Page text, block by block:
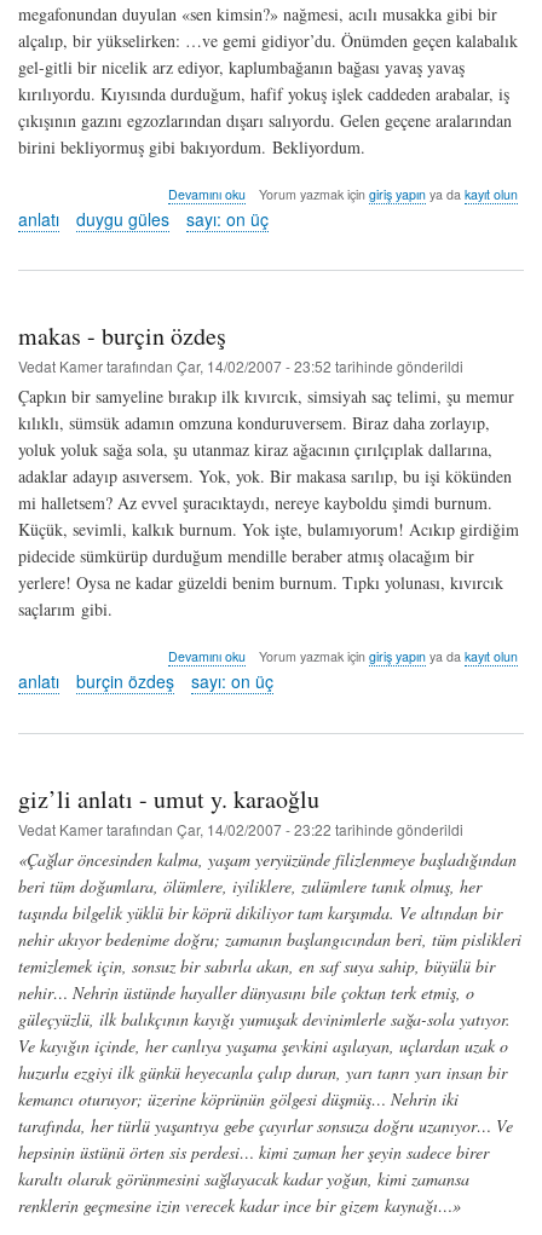
megafonundan duyulan «sen kimsin?» nağmesi, acılı musakka gibi bir
alçalıp, bir yükselirken: …ve gemi gidiyor’du. Önümden geçen kalabalık
gel-gitli bir nicelik arz ediyor, kaplumbağanın bağası yavaş yavaş
kırılıyordu. Kıyısında durduğum, hafif yokuş işlek caddeden arabalar, iş
çıkışının gazını egzozlarından dışarı salıyordu. Gelen geçene aralarından
birini bekliyormuş gibi bakıyordum. Bekliyordum.
fusion
da
teklik
-
güles
hakkında
Devamını oku Yorum yazmak için giriş yapınya da kayıt olun
anlatı duygu güles sayı: on üç
makas - burçin özdeş
Vedat Kamertarafından Çar, 14/02/2007 - 23:52 tarihinde gönderildi
Çapkın bir samyeline bırakıp ilk kıvırcık, simsiyah saç telimi, şu memur
kılıklı, sümsük adamın omzuna konduruversem. Biraz daha zorlayıp,
yoluk yoluk sağa sola, şu utanmaz kiraz ağacının çırılçıplak dallarına,
adaklar adayıp asıversem. Yok, yok. Bir makasa sarılıp, bu işi kökünden
mi halletsem? Az evvel şuracıktaydı, nereye kayboldu şimdi burnum.
Küçük, sevimli, kalkık burnum. Yok işte, bulamıyorum! Acıkıp girdiğim
pidecide sümkürüp durduğum mendille beraber atmış olacağım bir
yerlere! Oysa ne kadar güzeldi benim burnum. Tıpkı yolunası, kıvırcık
saçlarım gibi.
makas
-
burçin
hakkında
Devamını oku Yorum yazmak için giriş yapınya da kayıt olun
anlatı burçin özdeş sayı: on üç
giz’li anlatı - umut y. karaoğlu
Vedat Kamertarafından Çar, 14/02/2007 - 23:22 tarihinde gönderildi
«Çağlar öncesinden kalma, yaşam yeryüzünde filizlenmeye başladığından
beri tüm doğumlara, ölümlere, iyiliklere, zulümlere tanık olmuş, her
taşında bilgelik yüklü bir köprü dikiliyor tam karşımda. Ve altından bir
nehir akıyor bedenime doğru; zamanın başlangıcından beri, tüm pislikleri
temizlemek için, sonsuz bir sabırla akan, en saf suya sahip, büyülü bir
nehir… Nehrin üstünde hayaller dünyasını bile çoktan terk etmiş, o
güleçyüzlü, ilk balıkçının kayığı yumuşak devinimlerle sağa-sola yatıyor.
Ve kayığın içinde, her canlıya yaşama şevkini aşılayan, uçlardan uzak o
huzurlu ezgiyi ilk günkü heyecanla çalıp duran, yarı tanrı yarı insan bir
kemancı oturuyor; üzerine köprünün gölgesi düşmüş… Nehrin iki
tarafında, her türlü yaşantıya gebe çayırlar sonsuza doğru uzanıyor… Ve
hepsinin üstünü örten sis perdesi… kimi zaman her şeyin sadece birer
karaltı olarak görünmesini sağlayacak kadar yoğun, kimi zamansa
renklerin geçmesine izin verecek kadar ince bir gizem kaynağı…»